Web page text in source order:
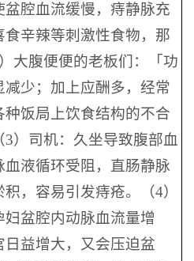
腔血流缓慢，痔静脉充
辛辣等刺激性食物，那
大腹便便的老板们：「功
少；加上应酬多，经常
饭局上饮食结构的不合
）司机：久坐导致腹部血
液循环受阻，直肠静脉
，容易引发痔疮。（4）
盆腔内动脉血流量增
益增大，又会压迫盆